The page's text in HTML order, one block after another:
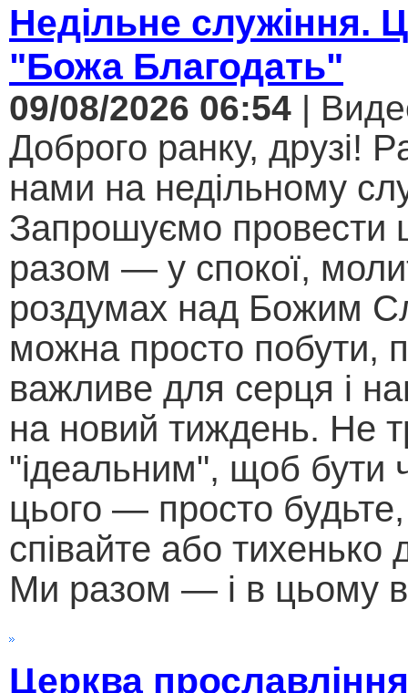
Недільне служіння.
"Божа Благодать"
09/08/2026 06:54 |
Доброго ранку, друзі!
нами на недільному
Запрошуємо провести
разом — у спокої,
роздумах над Божим
можна просто побути,
важливе для серця і
на новий тиждень. Не
"ідеальним", щоб бути
цього — просто
співайте або тихенько
Ми разом — і в цьому
Церква